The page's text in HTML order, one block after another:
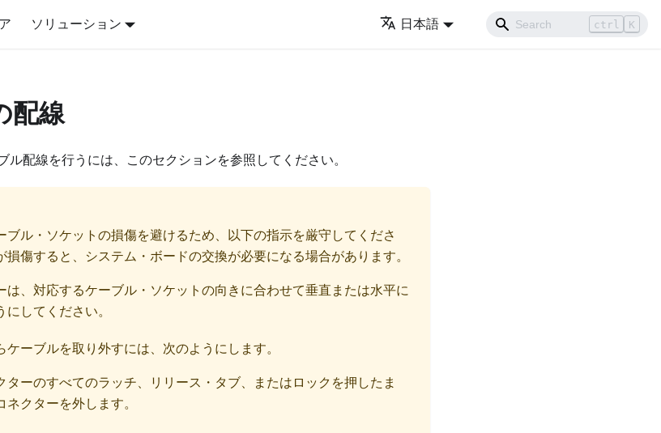
ソリューション 日本語 ctrl K
配線
ル配線を行うには、このセクションを参照してください。
ブル・ソケットの損傷を避けるため、以下の指示を厳守してくださ
損傷すると、システム・ボードの交換が必要になる場合があります。
は、対応するケーブル・ソケットの向きに合わせて垂直または水平に
してください。
ケーブルを取り外すには、次のようにします。
ターのすべてのラッチ、リリース・タブ、またはロックを押したま
ネクターを外します。